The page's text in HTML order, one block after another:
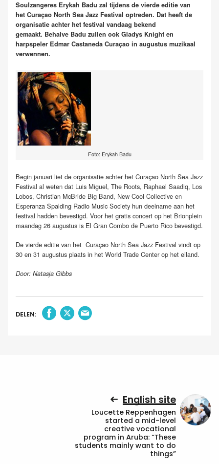
Soulzangeres Erykah Badu zal tijdens de vierde editie van
het Curaçao North Sea Jazz Festival optreden. Dat heeft de
organisatie achter het festival vandaag bekend
gemaakt. Behalve Badu zullen ook Gladys Knight en
harpspeler Edmar Castaneda Curaçao in augustus muzikaal
verwennen.
Foto: Erykah Badu
Begin januari liet de organisatie achter het Curaçao North Sea Jazz
Festival al weten dat Luis Miguel, The Roots, Raphael Saadiq, Los
Lobos, Christian McBride Big Band, New Cool Collective en
Esperanza Spalding Radio Music Society hun deelname aan het
festival hadden bevestigd. Voor het gratis concert op het Brionplein
maandag 26 augustus is El Gran Combo de Puerto Rico bevestigd.
De vierde editie van het Curaçao North Sea Jazz Festival vindt op
30 en 31 augustus plaats in het World Trade Center op het eiland.
Door: Natasja Gibbs
DELEN:
English site
Loucette Reppenhagen
started a mid-level
creative vocational
program in Aruba: “These
students mainly want to do
things”